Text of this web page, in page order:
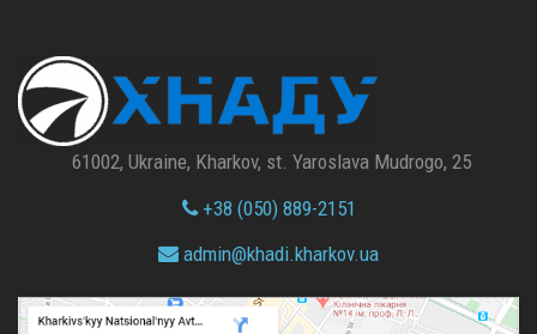
61002, Ukraine, Kharkov, st. Yaroslava Mudrogo, 25
+38 (050) 889-2151
admin@khadi.kharkov.ua